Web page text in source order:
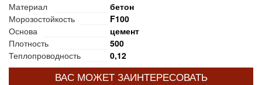
Материал
бетон
Морозостойкость
F100
Основа
цемент
Плотность
500
Теплопроводность
0,12
ВАС МОЖЕТ ЗАИНТЕРЕСОВАТЬ